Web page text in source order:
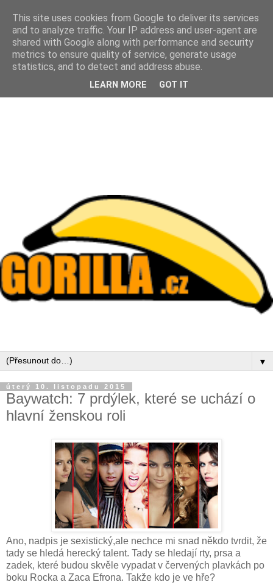
▼
úterý 10. listopadu 2015
Baywatch: 7 prdýlek, které se uchází o
hlavní ženskou roli
Ano, nadpis je sexistický,ale nechce mi snad někdo tvrdit, že
tady se hledá herecký talent. Tady se hledají rty, prsa a
zadek, které budou skvěle vypadat v červených plavkách po
boku Rocka a Zaca Efrona. Takže kdo je ve hře?
This site uses cookies from Google to deliver its services
and to analyze traffic. Your IP address and user-agent are
shared with Google along with performance and security
metrics to ensure quality of service, generate usage
statistics, and to detect and address abuse.
LEARN MORE GOT IT